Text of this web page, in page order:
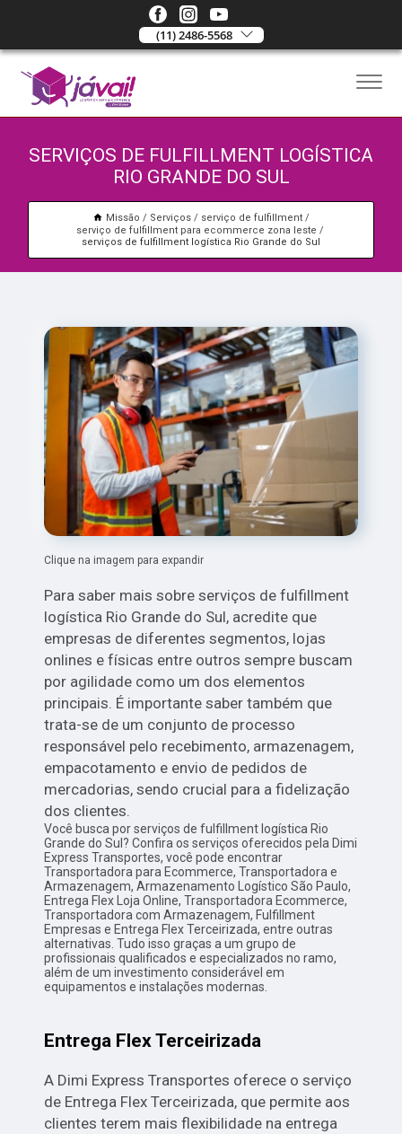
(11) 2486-5568
SERVIÇOS DE FULFILLMENT LOGÍSTICA
RIO GRANDE DO SUL
Missão Serviços
serviço de fulfillment
serviço de fulfillment para ecommerce zona leste
serviços de fulfillment logística Rio Grande do Sul
Clique na imagem para expandir
Para saber mais sobre serviços de fulfillment
logística Rio Grande do Sul, acredite que
empresas de diferentes segmentos, lojas
onlines e físicas entre outros sempre buscam
por agilidade como um dos elementos
principais. É importante saber também que
trata-se de um conjunto de processo
responsável pelo recebimento, armazenagem,
empacotamento e envio de pedidos de
mercadorias, sendo crucial para a fidelização
dos clientes.
Você busca por serviços de fulfillment logística Rio
Grande do Sul? Confira os serviços oferecidos pela Dimi
Express Transportes, você pode encontrar
Transportadora para Ecommerce, Transportadora e
Armazenagem, Armazenamento Logístico São Paulo,
Entrega Flex Loja Online, Transportadora Ecommerce,
Transportadora com Armazenagem, Fulfillment
Empresas e Entrega Flex Terceirizada, entre outras
alternativas. Tudo isso graças a um grupo de
profissionais qualificados e especializados no ramo,
além de um investimento considerável em
equipamentos e instalações modernas.
Entrega Flex Terceirizada
A Dimi Express Transportes oferece o serviço
de Entrega Flex Terceirizada, que permite aos
clientes terem mais flexibilidade na entrega